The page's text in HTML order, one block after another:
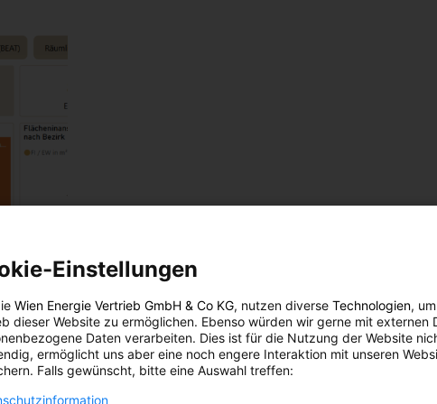
Einstellungen
Wien Energie Vertrieb GmbH & Co KG, nutzen diverse Technologien,
dieser Website zu ermöglichen. Ebenso würden wir gerne mit externen
Daten verarbeiten. Dies ist für die Nutzung der Website
ermöglicht uns aber eine noch engere Interaktion mit unseren
Falls gewünscht, bitte eine Auswahl treffen: